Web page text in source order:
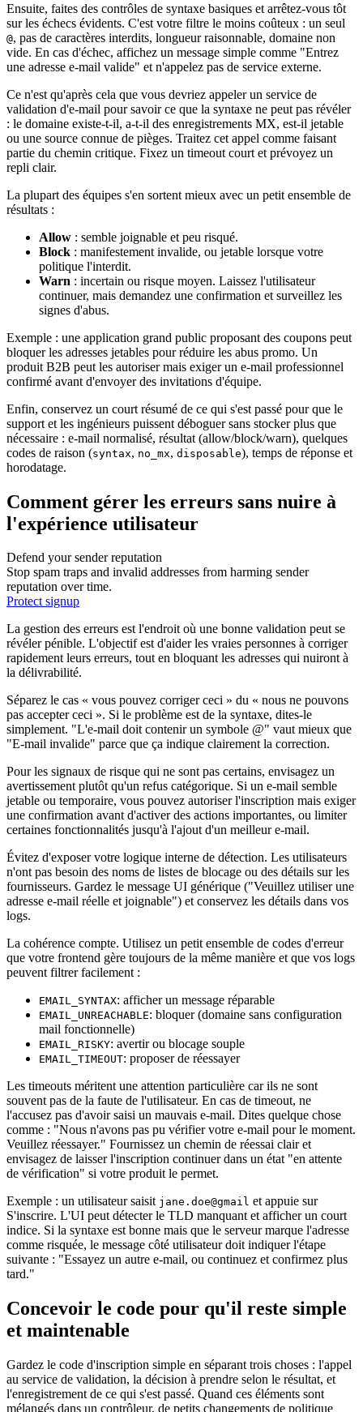
Ensuite, faites des contrôles de syntaxe basiques et arrêtez‑vous tôt
sur les échecs évidents. C'est votre filtre le moins coûteux : un seul
@, pas de caractères interdits, longueur raisonnable, domaine non
vide. En cas d'échec, affichez un message simple comme "Entrez
une adresse e‑mail valide" et n'appelez pas de service externe.
Ce n'est qu'après cela que vous devriez appeler un service de
validation d'e‑mail pour savoir ce que la syntaxe ne peut pas révéler
: le domaine existe‑t‑il, a‑t‑il des enregistrements MX, est‑il jetable
ou une source connue de pièges. Traitez cet appel comme faisant
partie du chemin critique. Fixez un timeout court et prévoyez un
repli clair.
La plupart des équipes s'en sortent mieux avec un petit ensemble de
résultats :
Allow : semble joignable et peu risqué.
Block : manifestement invalide, ou jetable lorsque votre
politique l'interdit.
Warn : incertain ou risque moyen. Laissez l'utilisateur
continuer, mais demandez une confirmation et surveillez les
signes d'abus.
Exemple : une application grand public proposant des coupons peut
bloquer les adresses jetables pour réduire les abus promo. Un
produit B2B peut les autoriser mais exiger un e‑mail professionnel
confirmé avant d'envoyer des invitations d'équipe.
Enfin, conservez un court résumé de ce qui s'est passé pour que le
support et les ingénieurs puissent déboguer sans stocker plus que
nécessaire : e‑mail normalisé, résultat (allow/block/warn), quelques
codes de raison (syntax, no_mx, disposable), temps de réponse et
horodatage.
Comment gérer les erreurs sans nuire à
l'expérience utilisateur
Defend your sender reputation
Stop spam traps and invalid addresses from harming sender
reputation over time.
Protect signup
La gestion des erreurs est l'endroit où une bonne validation peut se
révéler pénible. L'objectif est d'aider les vraies personnes à corriger
rapidement leurs erreurs, tout en bloquant les adresses qui nuiront à
la délivrabilité.
Séparez le cas « vous pouvez corriger ceci » du « nous ne pouvons
pas accepter ceci ». Si le problème est de la syntaxe, dites‑le
simplement. "L'e‑mail doit contenir un symbole @" vaut mieux que
"E‑mail invalide" parce que ça indique clairement la correction.
Pour les signaux de risque qui ne sont pas certains, envisagez un
avertissement plutôt qu'un refus catégorique. Si un e‑mail semble
jetable ou temporaire, vous pouvez autoriser l'inscription mais exiger
une confirmation avant d'activer des actions importantes, ou limiter
certaines fonctionnalités jusqu'à l'ajout d'un meilleur e‑mail.
Évitez d'exposer votre logique interne de détection. Les utilisateurs
n'ont pas besoin des noms de listes de blocage ou des détails sur les
fournisseurs. Gardez le message UI générique ("Veuillez utiliser une
adresse e‑mail réelle et joignable") et conservez les détails dans vos
logs.
La cohérence compte. Utilisez un petit ensemble de codes d'erreur
que votre frontend gère toujours de la même manière et que vos logs
peuvent filtrer facilement :
EMAIL_SYNTAX: afficher un message réparable
EMAIL_UNREACHABLE: bloquer (domaine sans configuration
mail fonctionnelle)
EMAIL_RISKY: avertir ou blocage souple
EMAIL_TIMEOUT: proposer de réessayer
Les timeouts méritent une attention particulière car ils ne sont
souvent pas de la faute de l'utilisateur. En cas de timeout, ne
l'accusez pas d'avoir saisi un mauvais e‑mail. Dites quelque chose
comme : "Nous n'avons pas pu vérifier votre e‑mail pour le moment.
Veuillez réessayer." Fournissez un chemin de réessai clair et
envisagez de laisser l'inscription continuer dans un état "en attente
de vérification" si votre produit le permet.
Exemple : un utilisateur saisit jane.doe@gmail et appuie sur
S'inscrire. L'UI peut détecter le TLD manquant et afficher un court
indice. Si la syntaxe est bonne mais que le serveur marque l'adresse
comme risquée, le message côté utilisateur doit indiquer l'étape
suivante : "Essayez un autre e‑mail, ou continuez et confirmez plus
tard."
Concevoir le code pour qu'il reste simple
et maintenable
Gardez le code d'inscription simple en séparant trois choses : l'appel
au service de validation, la décision à prendre selon le résultat, et
l'enregistrement de ce qui s'est passé. Quand ces éléments sont
mélangés dans un contrôleur, de petits changements de politique